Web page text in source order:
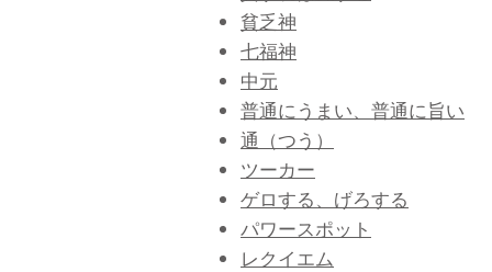
貧乏神
七福神
中元
普通にうまい、普通に旨い
通（つう）
ツーカー
ゲロする、げろする
パワースポット
レクイエム